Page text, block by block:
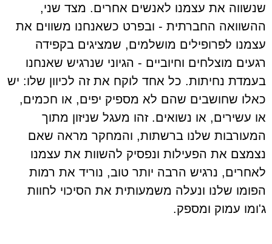
שנשווה את עצמנו לאנשים אחרים. מצד שני,
ההשוואה החברתית - ובפרט כשאנחנו משווים את
עצמנו לפרופילים מושלמים, שמציגים בקפידה
רגעים מוצלחים וחיוביים - הגיוני שנרגיש שאנחנו
בעמדת נחיתות. כל אחד לוקח את זה לכיוון שלו: יש
כאלו שחושבים שהם לא מספיק יפים, או חכמים,
או עשירים, או נשואים. זהו מעגל שניזון מתוך
המעורבות שלנו ברשתות, והמחקר מראה שאם
נצמצם את הפעילות ונפסיק להשוות את עצמנו
לאחרים, נרגיש הרבה יותר טוב, נוריד את רמות
הפומו שלנו ונעלה משמעותית את הסיכוי לחוות
ג'ומו עמוק ומספק.